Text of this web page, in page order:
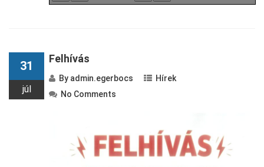
31
júl
Felhívás
By admin.egerbocs
Hírek
No Comments